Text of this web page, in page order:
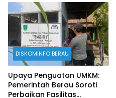
DISKOMINFO BERAU
Upaya Penguatan UMKM:
Pemerintah Berau Soroti
Perbaikan Fasilitas